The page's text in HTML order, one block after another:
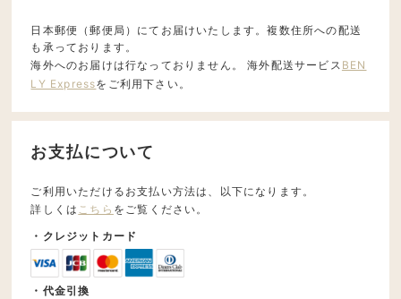
日本郵便（郵便局）にてお届けいたします。複数住所への配送
も承っております。
海外へのお届けは行なっておりません。 海外配送サービス BEN
LY Expressをご利用下さい。
お支払について
ご利用いただけるお支払い方法は、以下になります。
詳しくは こちら をご覧ください。
・クレジットカード
・代金引換